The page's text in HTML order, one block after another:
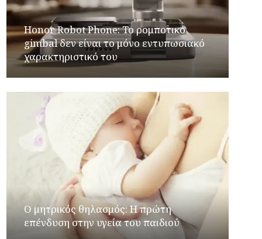
Honor Robot Phone: Το ρομποτικό
gimbal δεν είναι το μόνο εντυπωσιακό
χαρακτηριστικό του
Ο μητρικός θηλασμός: Η πρώτη
επένδυση στην υγεία του παιδιού